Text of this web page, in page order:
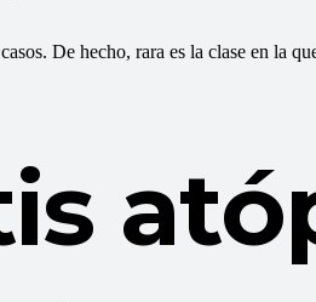
De hecho, rara es la clase en la